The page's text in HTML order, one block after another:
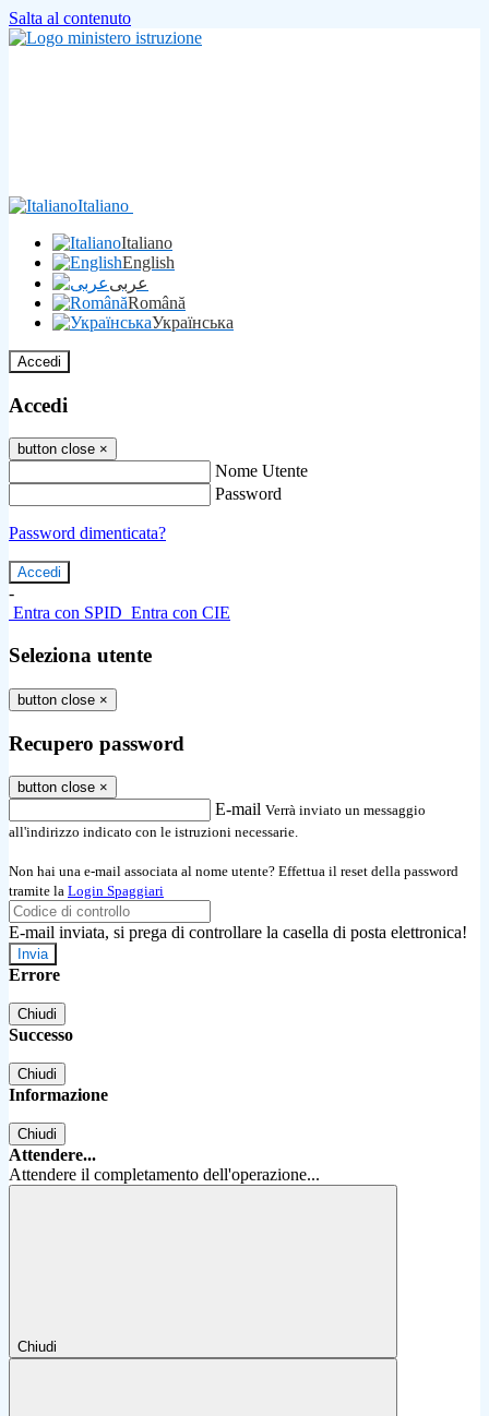
Salta al contenuto
Italiano
Italiano
English
عربى
Română
Українська
Accedi
Accedi
button close ×
Nome Utente
Password
Password dimenticata?
-
Entra con SPID Entra con CIE
Seleziona utente
button close ×
Recupero password
button close ×
E-mail Verrà inviato un messaggio
all'indirizzo indicato con le istruzioni necessarie.
Non hai una e-mail associata al nome utente? Effettua il reset della password
tramite la Login Spaggiari
E-mail inviata, si prega di controllare la casella di posta elettronica!
Errore
Chiudi
Successo
Chiudi
Informazione
Chiudi
Attendere...
Attendere il completamento dell'operazione...
Chiudi